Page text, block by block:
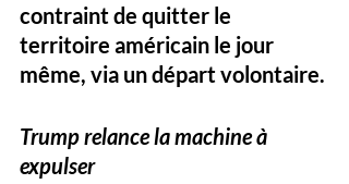
contraint de quitter le
territoire américain le jour
même, via un départ volontaire.
Trump relance la machine à
expulser